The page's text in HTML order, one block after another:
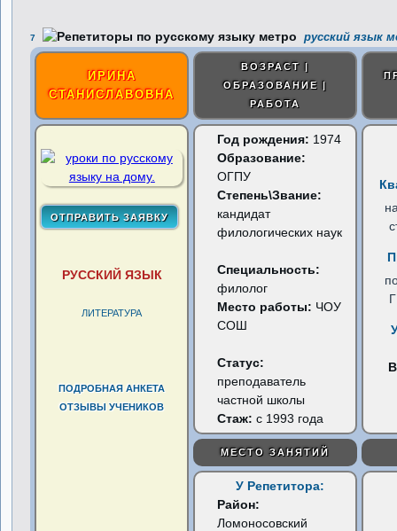
7 русский язык
ИРИНА
СТАНИСЛАВОВНА
ВОЗРАСТ |
ОБРАЗОВАНИЕ |
РАБОТА
РУССКИЙ ЯЗЫК
ЛИТЕРАТУРА
ПОДРОБНАЯ АНКЕТА
ОТЗЫВЫ УЧЕНИКОВ
Год рождения: 1974
Образование:
ОГПУ
Степень\Звание:
кандидат
филологических наук
Специальность:
филолог
Место работы: ЧОУ
СОШ
Статус:
преподаватель
частной школы
Стаж: с 1993 года
МЕСТО ЗАНЯТИЙ
У Репетитора:
Район:
Ломоносовский